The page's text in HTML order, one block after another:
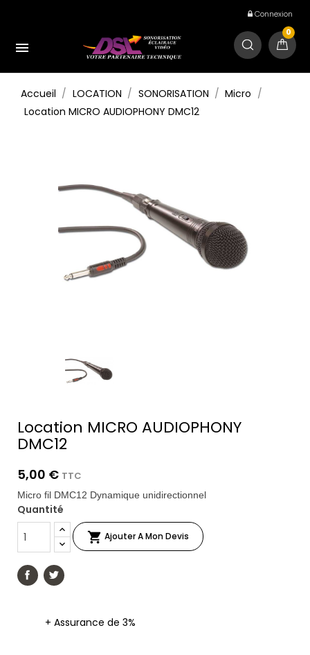
Connexion

0
Accueil LOCATION SONORISATION
Micro
Location MICRO AUDIOPHONY DMC12
Location MICRO AUDIOPHONY
DMC12
5,00 € TTC
Micro fil DMC12 Dynamique unidirectionnel
Quantité
 Ajouter A Mon Devis
+ Assurance de 3%